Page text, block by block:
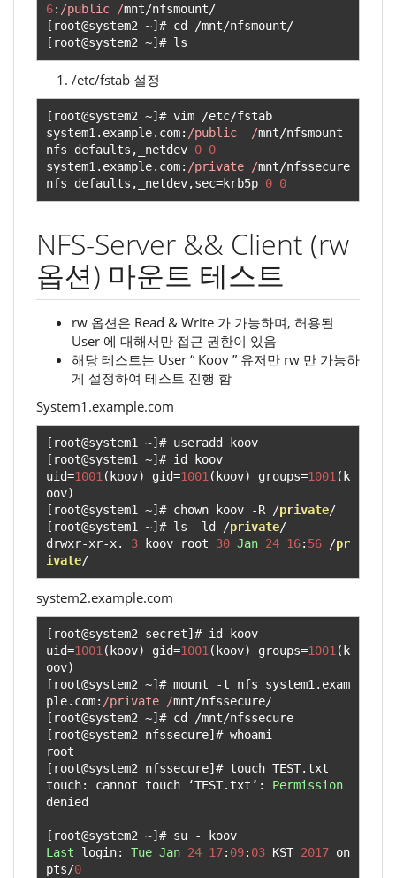
6: /public /mnt/nfsmount/
[ root@system2 ~]# cd /mnt/nfsmount/
[ root@system2 ~]# ls
/etc/fstab 설정
[ root@system2 ~]# vim /etc/fstab
system1 . example. com: /public  /mnt/nfsmount
nfs defaults , _netdev 0 0
system1 . example. com: /private /mnt/nfssecure
nfs defaults , _netdev,sec=krb5p 0 0
NFS-Server && Client (rw
옵션) 마운트 테스트
rw 옵션은 Read & Write 가 가능하며, 허용된
User 에 대해서만 접근 권한이 있음
해당 테스트는 User “ Koov ” 유저만 rw 만 가능하
게 설정하여 테스트 진행 함
System1.example.com
[ root@system1 ~]#
[ root@system1 ~]# id koov
uid=1001 ( koov) gid=1001 ( koov) groups=1001 ( k
oov)
[ root@system1 ~]# chown koov -R /private/
[ root@system1 ~]# ls -ld /private/
drwxr-xr-x. 3 koov root 30 Jan 24 16: 56 /pr
ivate/
system2.example.com
[ root@system2 secret]# id koov
uid=1001 ( koov) gid=1001 ( koov) groups=1001 ( k
oov)
[ root@system2 ~]# mount -t nfs system1 . exam
ple. com: /private /mnt/nfssecure/
[ root@system2 ~]# cd /mnt/
[ root@system2 nfssecure]# whoami
[ root@system2 nfssecure]# touch TEST. txt
touch: cannot touch ‘TEST. txt ’:
Permission
denied
[ root@system2 ~]# su -
Last login: Tue Jan 24 17: 09: 03 KST 2017 on
pts/0